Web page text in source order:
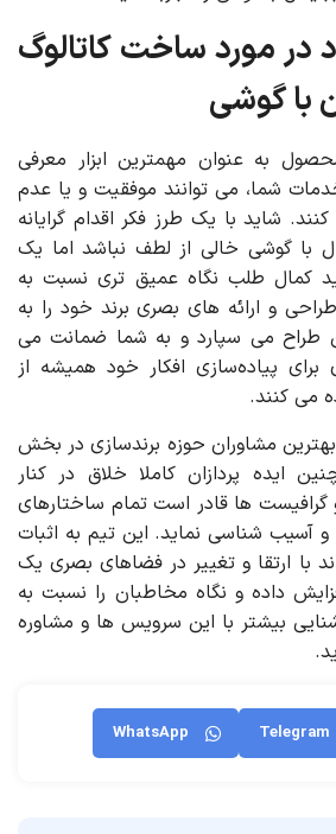
در مورد ساخت کاتالوگ
با گوشی
به عنوان مهمترین ابزار معرفی
شما، می توانند موفقیت و یا عدم
شاید با یک طرز فکر اقدام گرایانه
با گوشی خالی از لطف نباشد اما یک
کمال طلب نگاه عمیق تری نسبت به
و ارائه های بصری برند خود را به
طراح می سپارد و به شما ضمانت می
برای پیاده‌سازی افکار خود همیشه از
می کنند.
بهترین مشاوران حوزه برندسازی در بخش
ایده پردازان کاملا خلاق در کنار
گرافیست ها قادر است تمام ساختارهای
و آسیب شناسی نماید. این تیم به اثبات
با ارتقا و تغییر در فضاهای بصری یک
داده و نگاه مخاطبان را نسبت به
بیشتر با این سرویس ها و مشاوره
Telegram
WhatsApp